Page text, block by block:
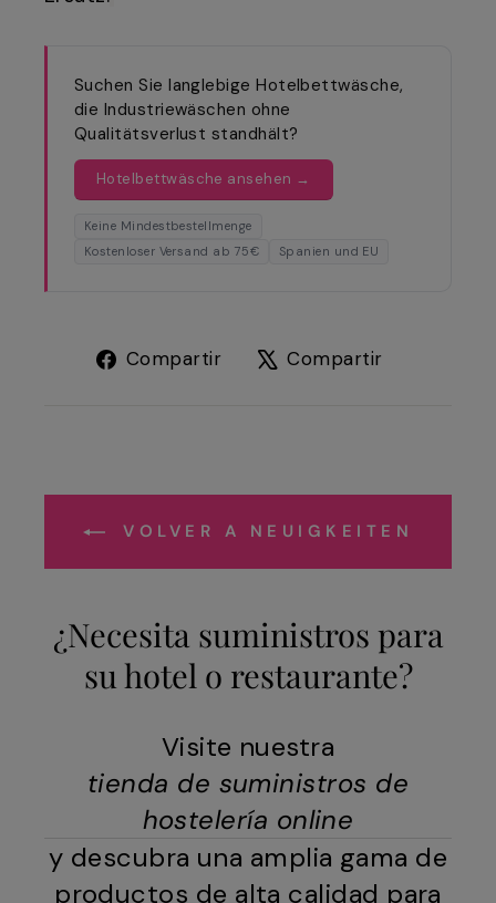
Suchen Sie langlebige Hotelbettwäsche,
die Industriewäschen ohne
Qualitätsverlust standhält?
Hotelbettwäsche ansehen →
Keine Mindestbestellmenge
Kostenloser Versand ab 75€
Spanien und EU
Compartir
Compartir
Compartir
VOLVER A NEUIGKEITEN
¿Necesita suministros para
su hotel o restaurante?
Visite nuestra
tienda de suministros de
hostelería online
y descubra una amplia gama de
productos de alta calidad para